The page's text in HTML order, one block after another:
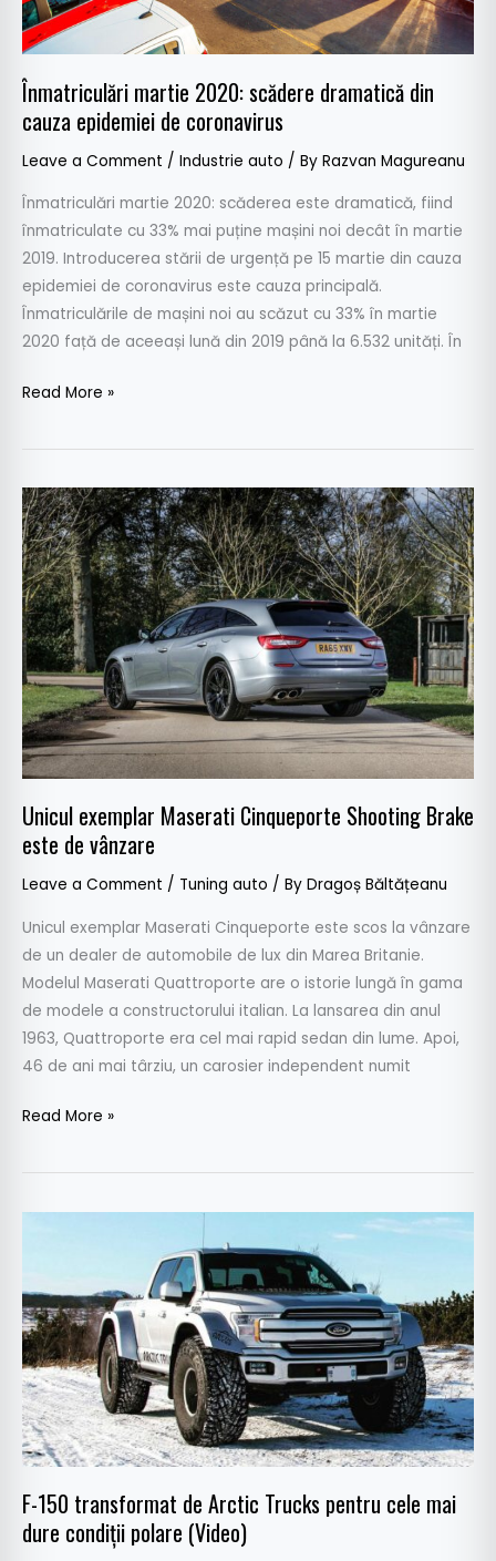
Înmatriculări martie 2020: scădere dramatică din
cauza epidemiei de coronavirus
Leave a Comment / Industrie auto / By Razvan Magureanu
Înmatriculări martie 2020: scăderea este dramatică, fiind
înmatriculate cu 33% mai puține mașini noi decât în martie
2019. Introducerea stării de urgență pe 15 martie din cauza
epidemiei de coronavirus este cauza principală.
Înmatriculările de mașini noi au scăzut cu 33% în martie
2020 față de aceeași lună din 2019 până la 6.532 unități. În
epidemiei
de
coronavirus
Read More »
Unicul exemplar Maserati Cinqueporte Shooting Brake
este de vânzare
Leave a Comment / Tuning auto / By Dragoș Băltățeanu
Unicul exemplar Maserati Cinqueporte este scos la vânzare
de un dealer de automobile de lux din Marea Britanie.
Modelul Maserati Quattroporte are o istorie lungă în gama
de modele a constructorului italian. La lansarea din anul
1963, Quattroporte era cel mai rapid sedan din lume. Apoi,
46 de ani mai târziu, un carosier independent numit
Unicul
exemplar
Maserati
Cinqueporte
Shooting
Brake
este
de
vânzare
Read More »
F-150 transformat de Arctic Trucks pentru cele mai
dure condiții polare (Video)
de
Arctic
Trucks
pentru
cele
mai
dure
condiții
polare